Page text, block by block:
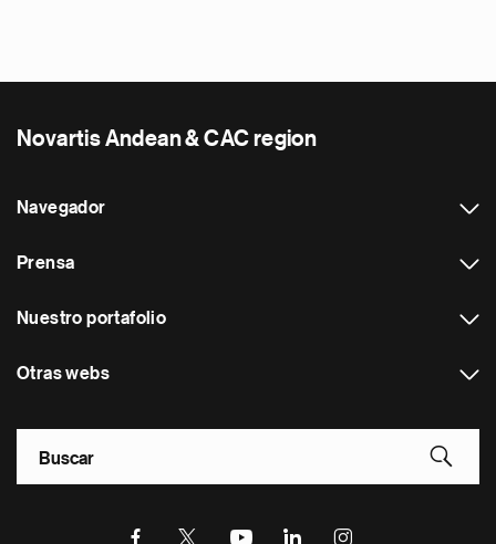
Novartis Andean & CAC region
Navegador
Prensa
Nuestro portafolio
Otras webs